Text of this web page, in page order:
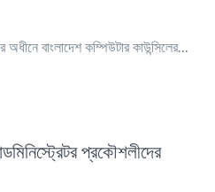
বাংলাদেশ কম্পিউটার কাউন্সিলের...
প্রকৌশলীদের